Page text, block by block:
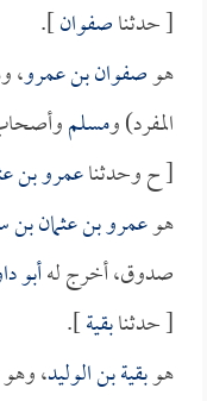
[ حدثناصفوان].
هوصفوان بن عمرو،
المفرد) ومسلم
[ ح وحدثناعمرو بن
هوعمرو بن عثمان بن
صدوق، أخرج لهأبو
[ حدثنابقية].
هوبقية بن الوليد،